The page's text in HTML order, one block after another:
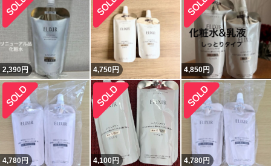
2,390円 4,750円 4,850円
4,780円 4,100円 4,780円